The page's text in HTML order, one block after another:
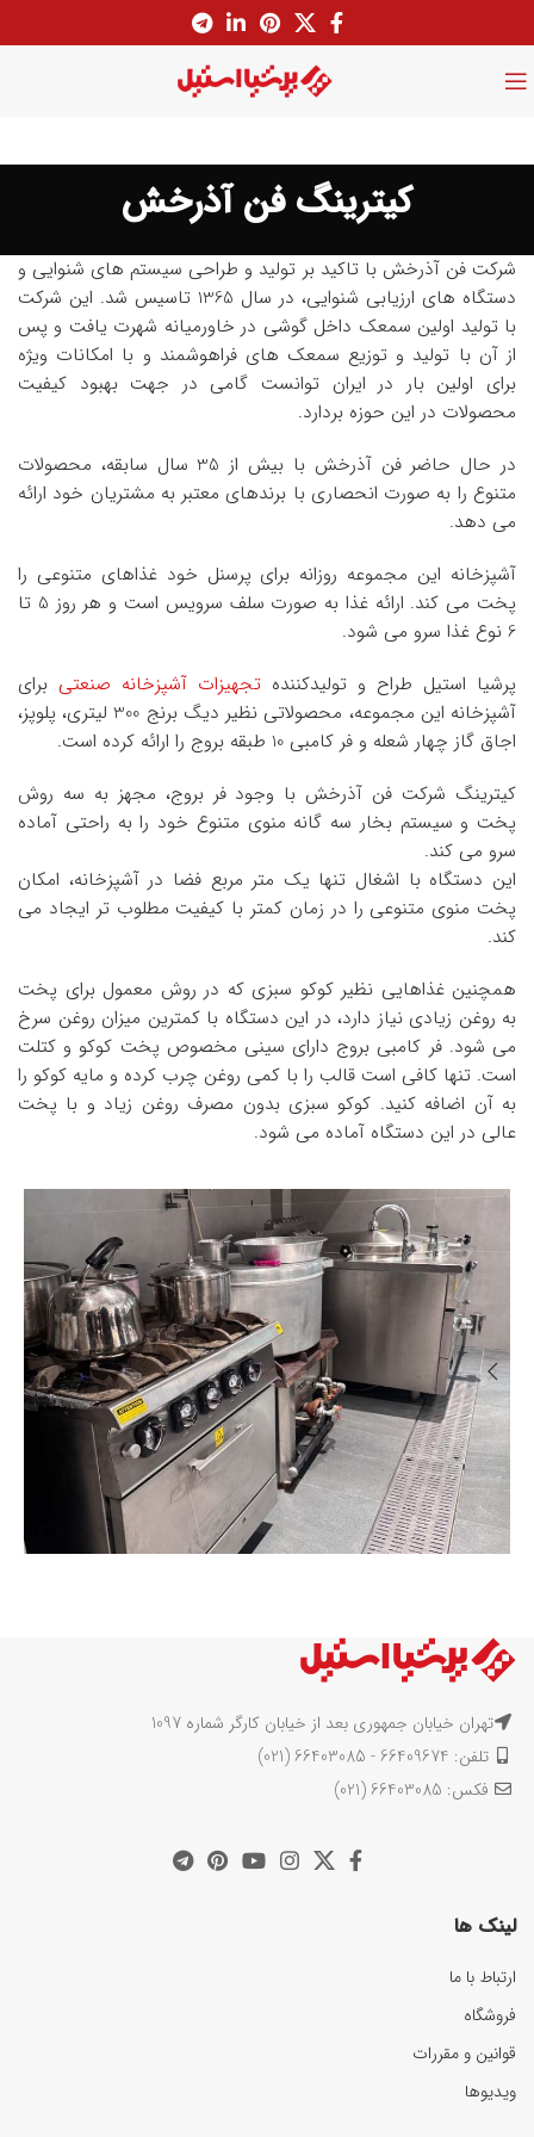
کیترینگ فن آذرخش
شرکت فن آذرخش با تاکید بر تولید و طراحی سیستم های شنوایی و
دستگاه های ارزیابی شنوایی، در سال 1365 تاسیس شد. این شرکت
با تولید اولین سمعک داخل گوشی در خاورمیانه شهرت یافت و پس
از آن با تولید و توزیع سمعک های فراهوشمند و با امکانات ویژه
برای اولین بار در ایران توانست گامی در جهت بهبود کیفیت
محصولات در این حوزه بردارد.
در حال حاضر فن آذرخش با بیش از 35 سال سابقه، محصولات
متنوع را به صورت انحصاری با برندهای معتبر به مشتریان خود ارائه
می دهد.
آشپزخانه این مجموعه روزانه برای پرسنل خود غذاهای متنوعی را
پخت می کند. ارائه غذا به صورت سلف سرویس است و هر روز 5 تا
6 نوع غذا سرو می شود.
پرشیا استیل طراح و تولیدکننده تجهیزات آشپزخانه صنعتی برای
آشپزخانه این مجموعه، محصولاتی نظیر دیگ برنج 300 لیتری، پلوپز،
اجاق گاز چهار شعله و فر کامبی 10 طبقه بروج را ارائه کرده است.
کیترینگ شرکت فن آذرخش با وجود فر بروج، مجهز به سه روش
پخت و سیستم بخار سه گانه منوی متنوع خود را به راحتی آماده
سرو می کند.
این دستگاه با اشغال تنها یک متر مربع فضا در آشپزخانه، امکان
پخت منوی متنوعی را در زمان کمتر با کیفیت مطلوب تر ایجاد می
کند.
همچنین غذاهایی نظیر کوکو سبزی که در روش معمول برای پخت
به روغن زیادی نیاز دارد، در این دستگاه با کمترین میزان روغن سرخ
می شود. فر کامبی بروج دارای سینی مخصوص پخت کوکو و کتلت
است. تنها کافی است قالب را با کمی روغن چرب کرده و مایه کوکو را
به آن اضافه کنید. کوکو سبزی بدون مصرف روغن زیاد و با پخت
عالی در این دستگاه آماده می شود.
تهران خیابان جمهوری بعد از خیابان کارگر شماره 1097
تلفن: 66409674 - 66403085 (021)
فکس: 66403085 (021)
لینک ها
ارتباط با ما
فروشگاه
قوانین و مقررات
ویدیوها